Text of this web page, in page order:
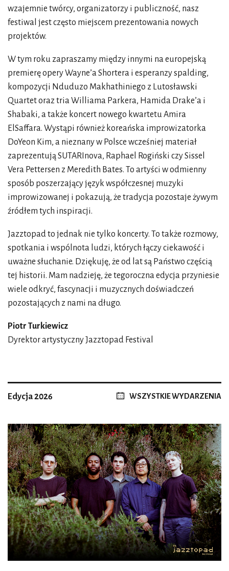
wzajemnie twórcy, organizatorzy i publiczność, nasz
festiwal jest często miejscem prezentowania nowych
projektów.
W tym roku zapraszamy między innymi na europejską
premierę opery Wayne’a Shortera i esperanzy spalding,
kompozycji Nduduzo Makhathiniego z Lutosławski
Quartet oraz tria Williama Parkera, Hamida Drake’a i
Shabaki, a także koncert nowego kwartetu Amira
ElSaffara. Wystąpi również koreańska improwizatorka
DoYeon Kim, a nieznany w Polsce wcześniej materiał
zaprezentują SUTARInova, Raphael Rogiński czy Sissel
Vera Pettersen z Meredith Bates. To artyści w odmienny
sposób poszerzający język współczesnej muzyki
improwizowanej i pokazują, że tradycja pozostaje żywym
źródłem tych inspiracji.
Jazztopad to jednak nie tylko koncerty. To także rozmowy,
spotkania i wspólnota ludzi, których łączy ciekawość i
uważne słuchanie. Dziękuję, że od lat są Państwo częścią
tej historii. Mam nadzieję, że tegoroczna edycja przyniesie
wiele odkryć, fascynacji i muzycznych doświadczeń
pozostających z nami na długo.
Piotr Turkiewicz
Dyrektor artystyczny Jazztopad Festival
Edycja 2026 WSZYSTKIE WYDARZENIA